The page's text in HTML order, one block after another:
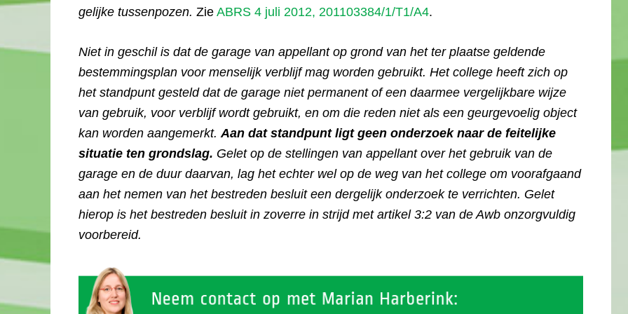
gelijke tussenpozen. Zie ABRS 4 juli 2012, 201103384/1/T1/A4.
Niet in geschil is dat de garage van appellant op grond van het ter plaatse geldende
bestemmingsplan voor menselijk verblijf mag worden gebruikt. Het college heeft zich op
het standpunt gesteld dat de garage niet permanent of een daarmee vergelijkbare wijze
van gebruik, voor verblijf wordt gebruikt, en om die reden niet als een geurgevoelig object
kan worden aangemerkt.Aan dat standpunt ligt geen onderzoek naar de feitelijke
situatie ten grondslag. Gelet op de stellingen van appellant over het gebruik van de
garage en de duur daarvan, lag het echter wel op de weg van het college om voorafgaand
aan het nemen van het bestreden besluit een dergelijk onderzoek te verrichten. Gelet
hierop is het bestreden besluit in zoverre in strijd met artikel 3:2 van de Awb onzorgvuldig
voorbereid.